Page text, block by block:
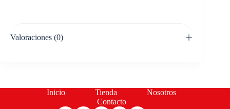
Valoraciones (0)
Inicio Tienda
Nosotros
Contacto